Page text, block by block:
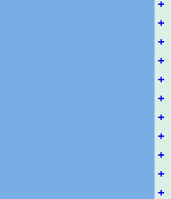
+
+
+
+
+
+
+
+
+
+
+